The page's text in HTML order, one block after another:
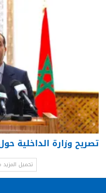
تصريح وزارة الداخلية
تحميل